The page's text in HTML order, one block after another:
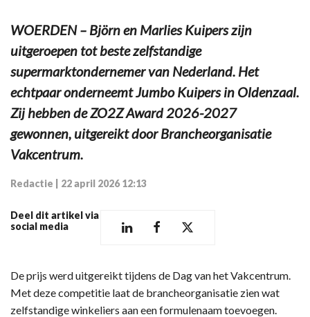
WOERDEN – Björn en Marlies Kuipers zijn
uitgeroepen tot beste zelfstandige
supermarktondernemer van Nederland. Het
echtpaar onderneemt Jumbo Kuipers in Oldenzaal.
Zij hebben de ZO2Z Award 2026-2027
gewonnen, uitgereikt door Brancheorganisatie
Vakcentrum.
Redactie 22 april 2026 12:13
Deel dit artikel via
social media
De prijs werd uitgereikt tijdens de Dag van het Vakcentrum.
Met deze competitie laat de brancheorganisatie zien wat
zelfstandige winkeliers aan een formulenaam toevoegen.